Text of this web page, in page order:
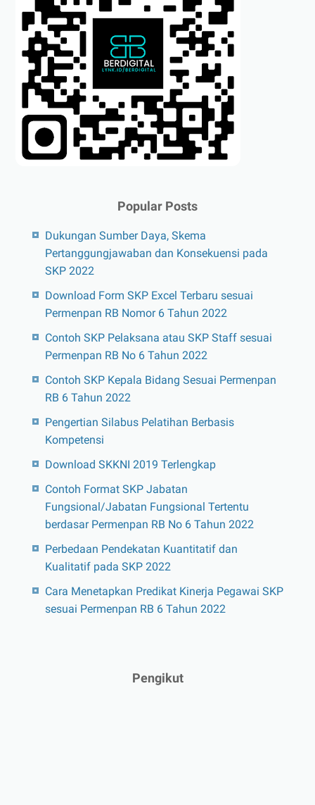
Popular Posts
Dukungan Sumber Daya, Skema
Pertanggungjawaban dan Konsekuensi pada
SKP 2022
Download Form SKP Excel Terbaru sesuai
Permenpan RB Nomor 6 Tahun 2022
Contoh SKP Pelaksana atau SKP Staff sesuai
Permenpan RB No 6 Tahun 2022
Contoh SKP Kepala Bidang Sesuai Permenpan
RB 6 Tahun 2022
Pengertian Silabus Pelatihan Berbasis
Kompetensi
Download SKKNI 2019 Terlengkap
Contoh Format SKP Jabatan
Fungsional/Jabatan Fungsional Tertentu
berdasar Permenpan RB No 6 Tahun 2022
Perbedaan Pendekatan Kuantitatif dan
Kualitatif pada SKP 2022
Cara Menetapkan Predikat Kinerja Pegawai SKP
sesuai Permenpan RB 6 Tahun 2022
Pengikut